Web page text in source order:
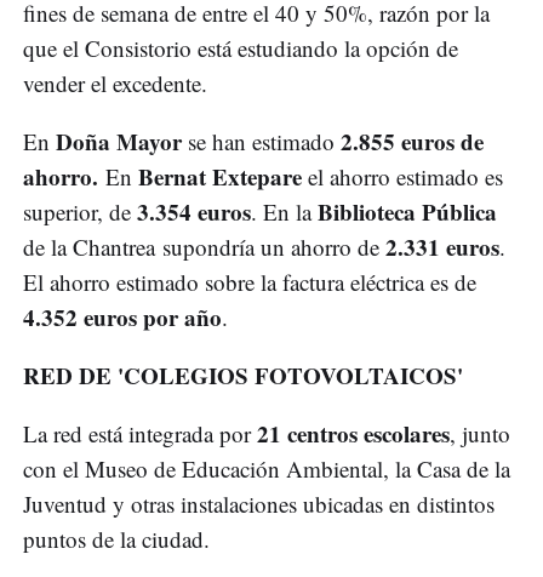
fines de semana de entre el 40 y 50%, razón por la
que el Consistorio está estudiando la opción de
vender el excedente.
En Doña Mayor se han estimado 2.855 euros de
ahorro. En Bernat Extepare el ahorro estimado es
superior, de 3.354 euros. En laBiblioteca Pública
de la Chantrea supondría un ahorro de 2.331 euros.
El ahorro estimado sobre la factura eléctrica es de
4.352 euros por año.
RED DE 'COLEGIOS FOTOVOLTAICOS'
La red está integrada por21 centros escolares, junto
con el Museo de Educación Ambiental, la Casa de la
Juventud y otras instalaciones ubicadas en distintos
puntos de la ciudad.